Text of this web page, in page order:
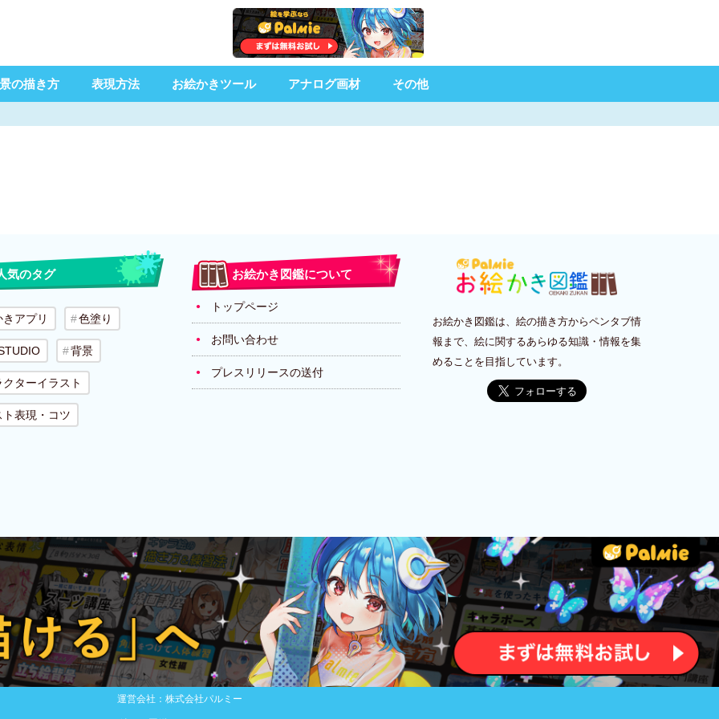
の描き方 表現方法 お絵かきツール アナログ画材 その他
気のタグ
アプリ 色塗り
背景
ターイラスト
ト表現・コツ
お絵かき図鑑について
トップページ
お問い合わせ
プレスリリースの送付
お絵かき図鑑は、絵の描き方からペンタブ情
報まで、絵に関するあらゆる知識・情報を集
めることを目指しています。
運営会社：株式会社パルミー